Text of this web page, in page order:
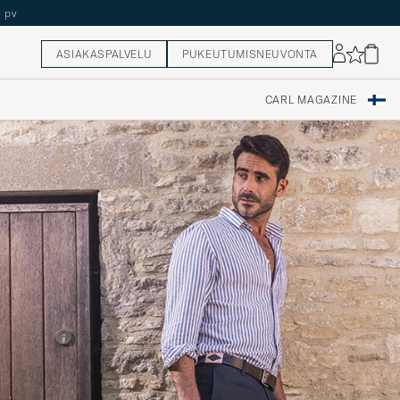
pv
ASIAKASPALVELU PUKEUTUMISNEUVONTA
CARL MAGAZINE